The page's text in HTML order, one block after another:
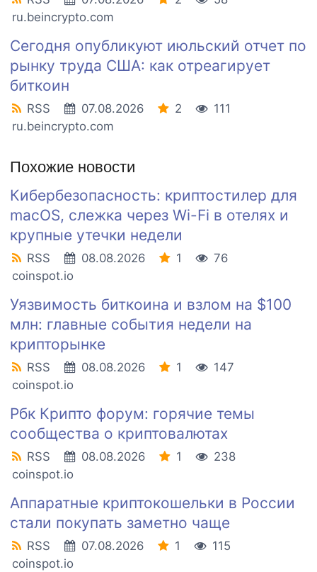
ru.beincrypto.com
Сегодня опубликуют июльский отчет по
рынку труда США: как отреагирует
биткоин
RSS 07.08.2026 2
111
ru.beincrypto.com
Похожие новости
Кибербезопасность: криптостилер для
macOS, слежка через Wi-Fi в отелях и
крупные утечки недели
RSS 08.08.2026 1
76
coinspot.io
Уязвимость биткоина и взлом на $100
млн: главные события недели на
крипторынке
RSS 08.08.2026 1
147
coinspot.io
Рбк Крипто форум: горячие темы
сообщества о криптовалютах
RSS 08.08.2026 1
238
coinspot.io
Аппаратные криптокошельки в России
стали покупать заметно чаще
RSS 07.08.2026 1
115
coinspot.io